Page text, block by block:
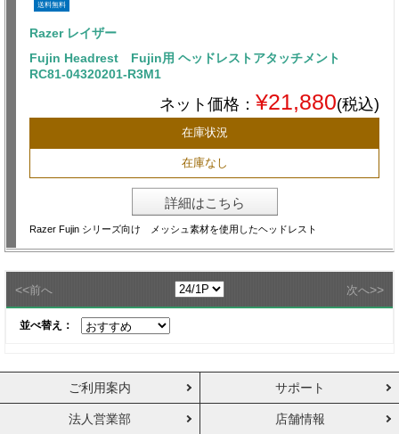
送料無料
Razer レイザー
Fujin Headrest Fujin用 ヘッドレストアタッチメント
RC81-04320201-R3M1
ネット価格： ¥21,880(税込)
在庫状況
在庫なし
詳細はこちら
Razer Fujin シリーズ向け メッシュ素材を使用したヘッドレスト
<<前へ 次へ>>
並べ替え：
ご利用案内 サポート
法人営業部 店舗情報